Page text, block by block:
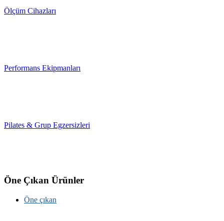
Ölçüm Cihazları
Performans Ekipmanları
Pilates & Grup Egzersizleri
Öne Çıkan Ürünler
Öne çıkan